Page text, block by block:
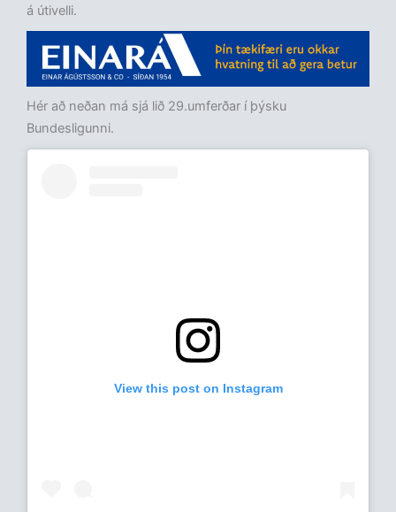
á útivelli.
Hér að neðan má sjá lið 29.umferðar í þýsku
Bundesligunni.
View this post on Instagram